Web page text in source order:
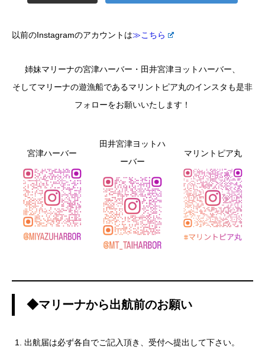
以前のInstagramのアカウントは≫こちら
姉妹マリーナの宮津ハーバー・田井宮津ヨットハーバー、
そしてマリーナの遊漁船であるマリントピア丸のインスタも是非
フォローをお願いいたします！
宮津ハーバー
田井宮津ヨットハ
ーバー
マリントピア丸
◆マリーナから出航前のお願い
出航届は必ず各自でご記入頂き、受付へ提出して下さい。